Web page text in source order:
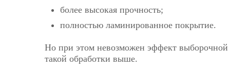
более высокая прочность;
полностью ламинированное покрытие.
Но при этом невозможен эффект
такой обработки выше.